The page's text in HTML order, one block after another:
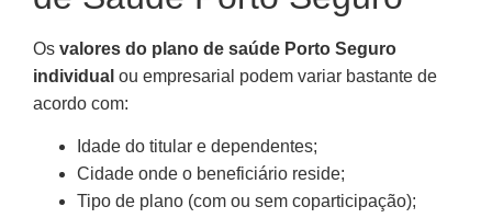
Os valores do plano de saúde Porto Seguro
individual ou empresarial podem variar bastante de
acordo com:
Idade do titular e dependentes;
Cidade onde o beneficiário reside;
Tipo de plano (com ou sem coparticipação);